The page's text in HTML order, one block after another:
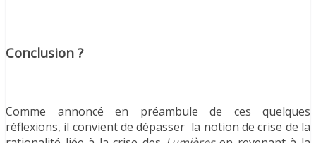
Conclusion ?
Comme annoncé en préambule de ces quelques
réflexions, il convient de dépasser la notion de crise de la